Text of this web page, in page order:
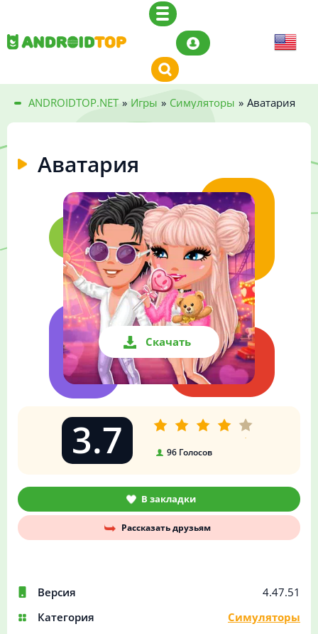
ANDROIDTOP.NET » Игры » Симуляторы » Аватария
Аватария
Скачать
Версия
4.47.51
Категория
Симуляторы
3.7 96 Голосов
В закладки
Рассказать друзьям